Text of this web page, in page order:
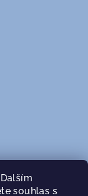
souhlas s